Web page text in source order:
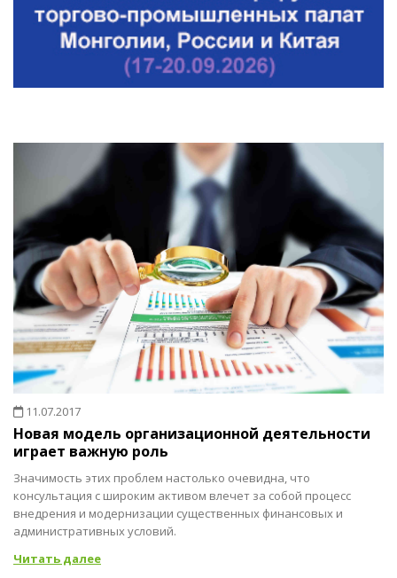
11.07.2017
Новая модель организационной деятельности
играет важную роль
Значимость этих проблем настолько очевидна, что
консультация с широким активом влечет за собой процесс
внедрения и модернизации существенных финансовых и
административных условий.
Читать далее